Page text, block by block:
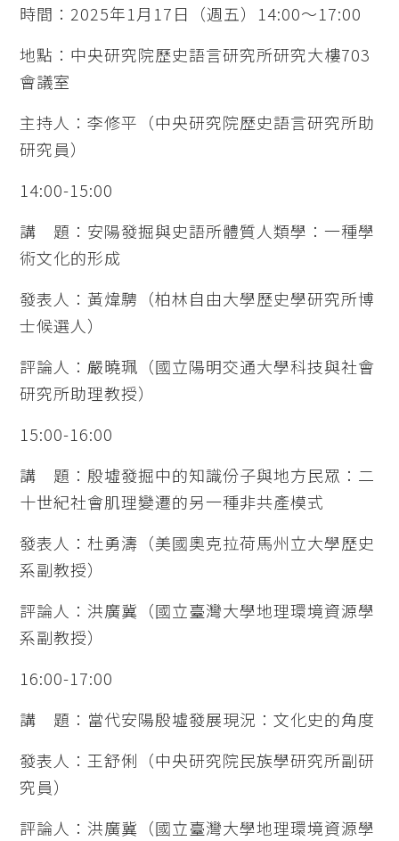
時間：2025年1月17日（週五）14:00～17:00
地點：中央研究院歷史語言研究所研究大樓703
會議室
主持人：李修平（中央研究院歷史語言研究所助
研究員）
14:00-15:00
講 題：安陽發掘與史語所體質人類學：一種學
術文化的形成
發表人：黃煒騁（柏林自由大學歷史學研究所博
士候選人）
評論人：嚴曉珮（國立陽明交通大學科技與社會
研究所助理教授）
15:00-16:00
講 題：殷墟發掘中的知識份子與地方民眾：二
十世紀社會肌理變遷的另一種非共產模式
發表人：杜勇濤（美國奧克拉荷馬州立大學歷史
系副教授）
評論人：洪廣冀（國立臺灣大學地理環境資源學
系副教授）
16:00-17:00
講 題：當代安陽殷墟發展現況：文化史的角度
發表人：王舒俐（中央研究院民族學研究所副研
究員）
評論人：洪廣冀（國立臺灣大學地理環境資源學